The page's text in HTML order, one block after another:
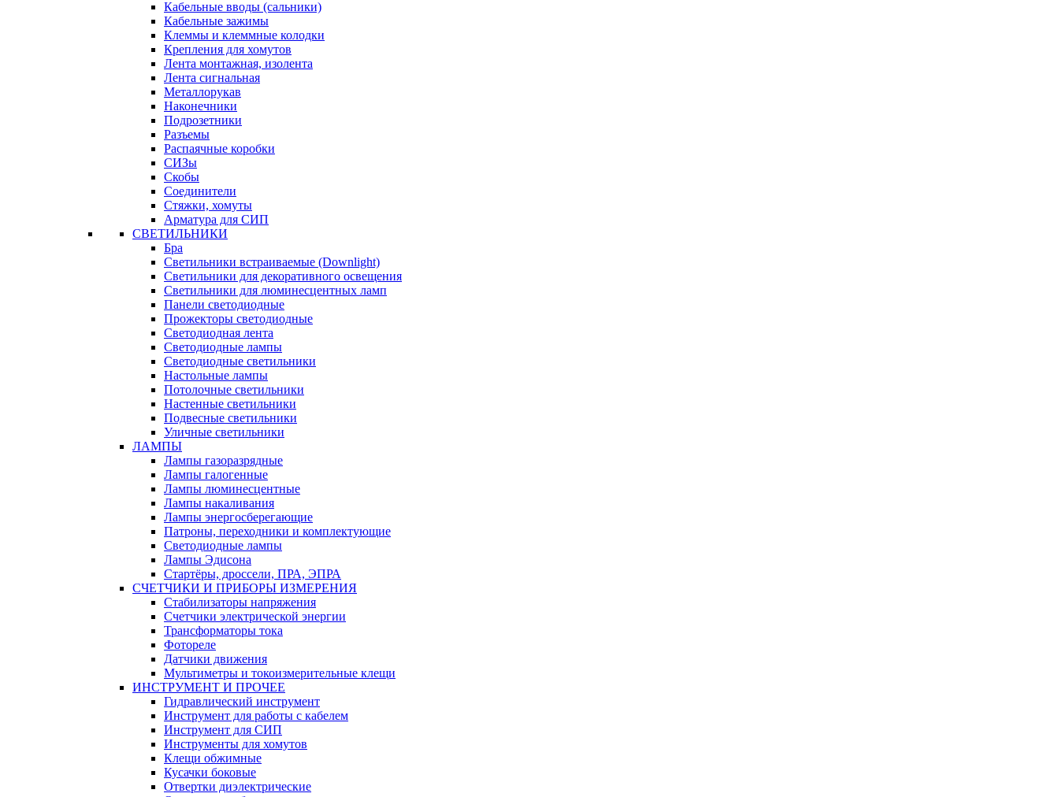
Кабельные вводы (сальники)
Кабельные зажимы
Клеммы и клеммные колодки
Крепления для хомутов
Лента монтажная, изолента
Лента сигнальная
Металлорукав
Наконечники
Подрозетники
Разъемы
Распаячные коробки
СИЗы
Скобы
Соединители
Стяжки, хомуты
Арматура для СИП
СВЕТИЛЬНИКИ
Бра
Светильники встраиваемые (Downlight)
Светильники для декоративного освещения
Светильники для люминесцентных ламп
Панели светодиодные
Прожекторы светодиодные
Светодиодная лента
Светодиодные лампы
Светодиодные светильники
Настольные лампы
Потолочные светильники
Настенные светильники
Подвесные светильники
Уличные светильники
ЛАМПЫ
Лампы газоразрядные
Лампы галогенные
Лампы люминесцентные
Лампы накаливания
Лампы энергосберегающие
Патроны, переходники и комплектующие
Светодиодные лампы
Лампы Эдисона
Стартёры, дроссели, ПРА, ЭПРА
СЧЕТЧИКИ И ПРИБОРЫ ИЗМЕРЕНИЯ
Стабилизаторы напряжения
Счетчики электрической энергии
Трансформаторы тока
Фотореле
Датчики движения
Мультиметры и токоизмерительные клещи
ИНСТРУМЕНТ И ПРОЧЕЕ
Гидравлический инструмент
Инструмент для работы с кабелем
Инструмент для СИП
Инструменты для хомутов
Клещи обжимные
Кусачки боковые
Отвертки диэлектрические